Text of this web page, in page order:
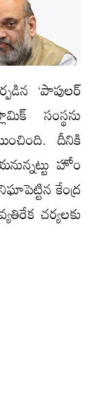
‘పాపులర్‌
సంస్థను
దీనికి
హోం
కేంద్ర
చర్యలకు